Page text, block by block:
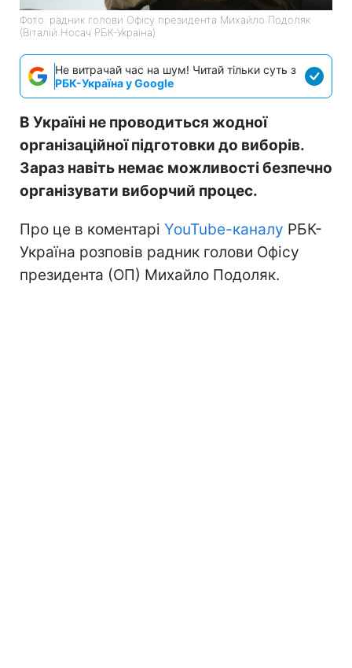
Фото: радник голови Офісу президента Михайло Подоляк
(Віталій Носач РБК-Україна)
Не витрачай час на шум! Читай тільки суть з
РБК-Україна у Google
В Україні не проводиться жодної
організаційної підготовки до виборів.
Зараз навіть немає можливості безпечно
організувати виборчий процес.
Про це в коментарі YouTube-каналу РБК-
Україна розповів радник голови Офісу
президента (ОП) Михайло Подоляк.